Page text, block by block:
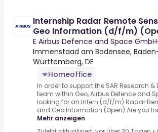
Internship Radar Remote
Geo Information (d/f/m)
E Airbus Defence and Space GmbH
Immenstaad am Bodensee,
Württemberg, DE
Homeoffice
In order to support the SAR Research &
team within Geo, Airbus Defence and
looking for an.Intern (d/f/m) Radar
and Geo Information (Open).Are you
Mehr anzeigen